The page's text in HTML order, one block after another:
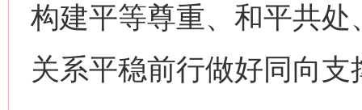
构建平等尊重、和平共
关系平稳前行做好同向支